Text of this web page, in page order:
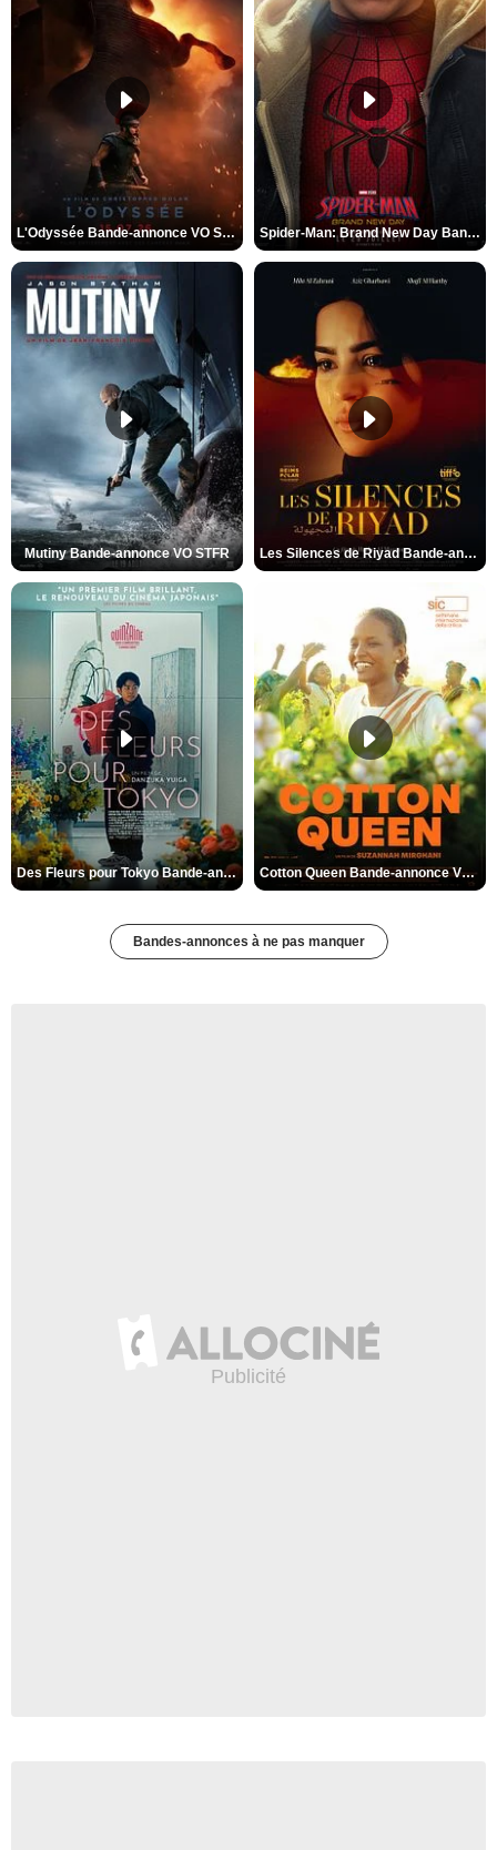
L'Odyssée Bande-annonce VO STFR Spider-Man: Brand New Day Bande-annonce VO STFR
Mutiny Bande-annonce VO STFR Les Silences de Riyad Bande-annonce VO STFR
Des Fleurs pour Tokyo Bande-annonce VO STFR Cotton Queen Bande-annonce VO STFR
Bandes-annonces à ne pas manquer